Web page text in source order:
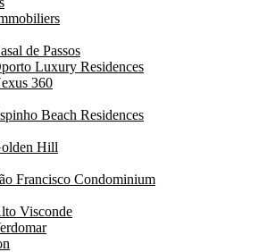
de Passos
Luxury Residences
360
Beach Residences
Hill
Francisco Condominium
Visconde